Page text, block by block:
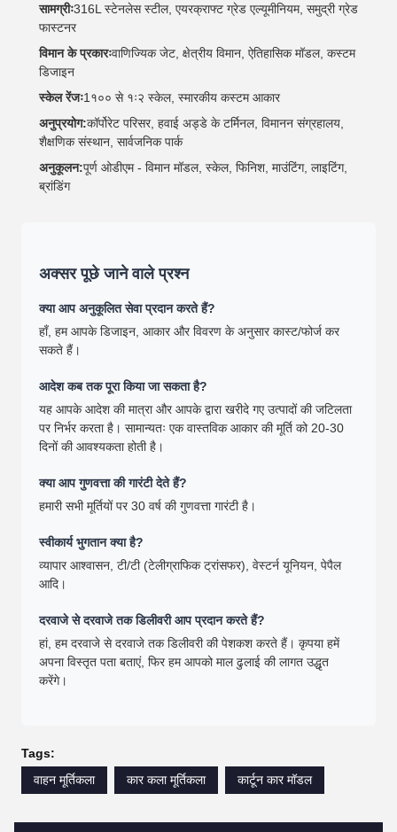
सामग्रीः316L स्टेनलेस स्टील, एयरक्राफ्ट ग्रेड एल्यूमीनियम, समुद्री ग्रेड
फास्टनर
विमान के प्रकारःवाणिज्यिक जेट, क्षेत्रीय विमान, ऐतिहासिक मॉडल, कस्टम
डिजाइन
स्केल रेंजः1१०० से १ः२ स्केल, स्मारकीय कस्टम आकार
अनुप्रयोग:कॉर्पोरेट परिसर, हवाई अड्डे के टर्मिनल, विमानन संग्रहालय,
शैक्षणिक संस्थान, सार्वजनिक पार्क
अनुकूलन:पूर्ण ओडीएम - विमान मॉडल, स्केल, फिनिश, माउंटिंग, लाइटिंग,
ब्रांडिंग
अक्सर पूछे जाने वाले प्रश्न
क्या आप अनुकूलित सेवा प्रदान करते हैं?
हाँ, हम आपके डिजाइन, आकार और विवरण के अनुसार कास्ट/फोर्ज कर
सकते हैं।
आदेश कब तक पूरा किया जा सकता है?
यह आपके आदेश की मात्रा और आपके द्वारा खरीदे गए उत्पादों की जटिलता
पर निर्भर करता है। सामान्यतः एक वास्तविक आकार की मूर्ति को 20-30
दिनों की आवश्यकता होती है।
क्या आप गुणवत्ता की गारंटी देते हैं?
हमारी सभी मूर्तियों पर 30 वर्ष की गुणवत्ता गारंटी है।
स्वीकार्य भुगतान क्या है?
व्यापार आश्वासन, टी/टी (टेलीग्राफिक ट्रांसफर), वेस्टर्न यूनियन, पेपैल
आदि।
दरवाजे से दरवाजे तक डिलीवरी आप प्रदान करते हैं?
हां, हम दरवाजे से दरवाजे तक डिलीवरी की पेशकश करते हैं। कृपया हमें
अपना विस्तृत पता बताएं, फिर हम आपको माल ढुलाई की लागत उद्धृत
करेंगे।
Tags:
वाहन मूर्तिकला
कार कला मूर्तिकला कार्टून कार मॉडल